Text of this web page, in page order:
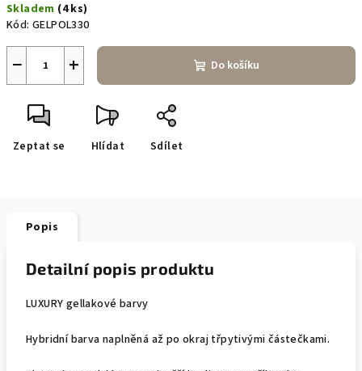
cena:
Skladem (4 ks)
Kód: GELPOL330
+
− Do košíku
Zeptat se Hlídat Sdílet
Popis
Detailní popis produktu
LUXURY gellakové barvy
Hybridní barva naplněná až po okraj třpytivými částečkami.